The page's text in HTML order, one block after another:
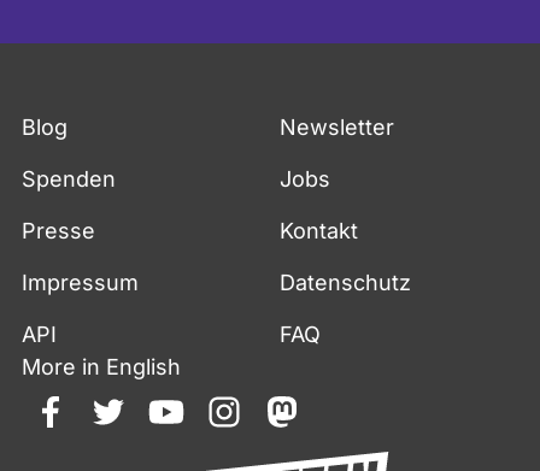
Blog Newsletter
Spenden Jobs
Presse Kontakt
Impressum Datenschutz
API
FAQ
More in English
facebooktwitteryoutubeinstagrammastodon